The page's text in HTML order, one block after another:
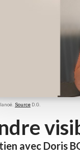
Source D.G.
avec Doris